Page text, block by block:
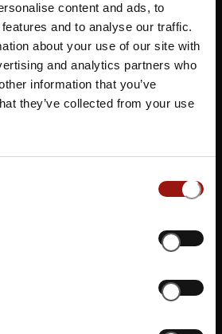
content and ads, to
and to analyse our traffic.
about your use of our site with
and analytics partners who
information that you’ve
they’ve collected from your use
und mitreißenden Live-
In dieser reizvollen
Besucher ein exquisites Menü,
Künstlern, die unvergessliche
verschiedenen Musicals
Event schafft eine
um einen unvergesslichen
1822 in Bad Rappenau perfekt
Sie einen Gutschein erwerben.